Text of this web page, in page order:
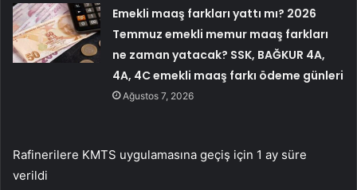
Emekli maaş farkları yattı mı? 2026
Temmuz emekli memur maaş farkları
ne zaman yatacak? SSK, BAĞKUR 4A,
4A, 4C emekli maaş farkı ödeme günleri
Ağustos 7, 2026
Rafinerilere KMTS uygulamasına geçiş için 1 ay süre
verildi